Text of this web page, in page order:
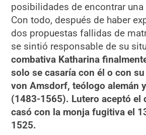
posibilidades de encontrar una
Con todo, después de haber
dos propuestas fallidas de
se sintió responsable de su
combativa Katharina
solo se casaría con él o con
von Amsdorf, teólogo alemán
(1483-1565). Lutero aceptó el
casó con la monja fugitiva el
1525.